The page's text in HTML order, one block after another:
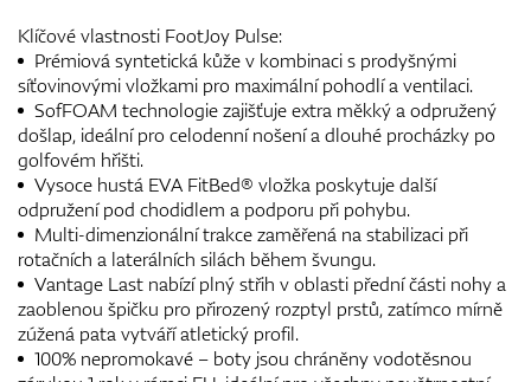
Klíčové vlastnosti FootJoy Pulse:
Prémiová syntetická kůže v kombinaci s prodyšnými
síťovinovými vložkami pro maximální pohodlí a ventilaci.
SofFOAM technologie zajišťuje extra měkký a odpružený
došlap, ideální pro celodenní nošení a dlouhé procházky po
golfovém hřišti.
Vysoce hustá EVA FitBed® vložka poskytuje další
odpružení pod chodidlem a podporu při pohybu.
Multi-dimenzionální trakce zaměřená na stabilizaci při
rotačních a laterálních silách během švungu.
Vantage Last nabízí plný střih v oblasti přední části nohy a
zaoblenou špičku pro přirozený rozptyl prstů, zatímco mírně
zúžená pata vytváří atletický profil.
100% nepromokavé – boty jsou chráněny vodotěsnou